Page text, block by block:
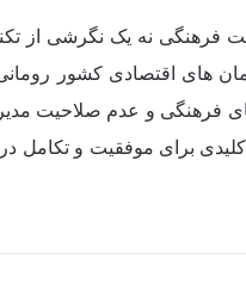
فرهنگی نه یک نگرشی از
های اقتصادی کشور
فرهنگی و عدم صلاحیت
برای موفقیت و تکامل